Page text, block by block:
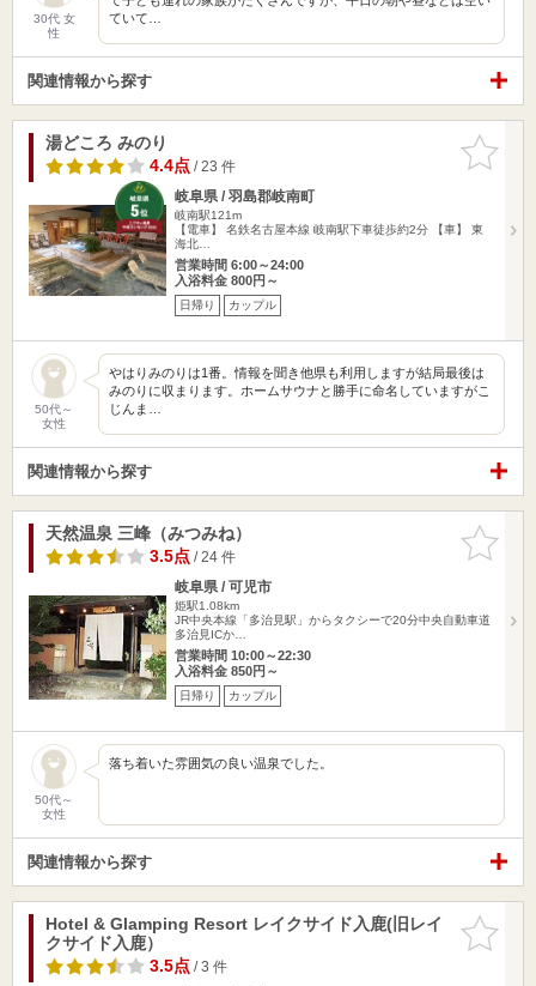
30代 女
性
ていて…
関連情報から探す
お気に入
りに追加
湯どころ みのり
4.4点/ 23 件
岐阜県 / 羽島郡岐南町
岐南駅121m
【電車】 名鉄名古屋本線 岐南駅下車徒歩約2分 【車】 東
海北…
営業時間 6:00～24:00
入浴料金 800円～
日帰り カップル
50代～
女性
やはりみのりは1番。情報を聞き他県も利用しますが結局最後は
みのりに収まります。ホームサウナと勝手に命名していますがこ
じんま…
関連情報から探す
お気に入
りに追加
天然温泉 三峰（みつみね）
3.5点/ 24 件
岐阜県 / 可児市
姫駅1.08km
JR中央本線「多治見駅」からタクシーで20分中央自動車道
多治見ICか…
営業時間 10:00～22:30
入浴料金 850円～
日帰り カップル
50代～
女性
落ち着いた雰囲気の良い温泉でした。
関連情報から探す
お気に入
りに追加
Hotel & Glamping Resort レイクサイド入鹿(旧レイ
クサイド入鹿）
3.5点/ 3 件